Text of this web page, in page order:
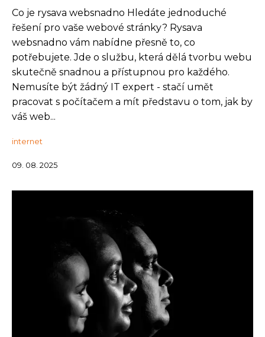
Co je rysava websnadno Hledáte jednoduché
řešení pro vaše webové stránky? Rysava
websnadno vám nabídne přesně to, co
potřebujete. Jde o službu, která dělá tvorbu webu
skutečně snadnou a přístupnou pro každého.
Nemusíte být žádný IT expert - stačí umět
pracovat s počítačem a mít představu o tom, jak by
váš web...
internet
09. 08. 2025